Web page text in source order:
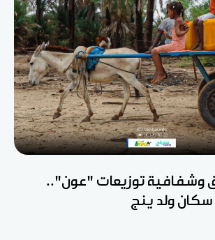
وشفافية توزيعات "عون"..
سكان ولد ينج